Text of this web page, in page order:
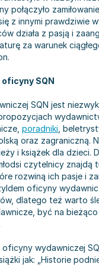
bankowość
- książki
dzienniki i listy
- książki
- książki
i dramaty
i aforyzmy
liceum i technikum
liceum i technikum
liceum i technikum
zawodowej
szkoły zawodowej
szkoły zawodowej
szkoły zawodowej
do 2 lat
do 2 lat
do naklejania do 2 lat
i magnesami do
dla niemowląt
dla dzieci do 2 lat -
i podróże
- Polska
- Polska
- Świat
związki
połączyło
z innymi prawdziwie
działa z pasją i
za warunek
SQN
SQN jest
poradniki ,
oraz zagraniczną.
i książek dla dzieci.
czytelnicy znajdą
rozwiną ich pasje i
oficyny
dlatego też warto
być na
wydawniczej
jak: „Historie